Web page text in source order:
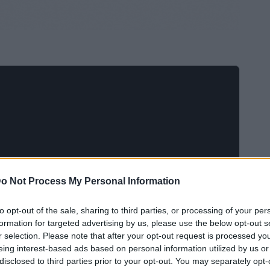
Not Process My Personal Information
opt-out of the sale, sharing to third parties, or processing of your
for targeted advertising by us, please use the below opt-out
selection. Please note that after your opt-out request is processed
interest-based ads based on personal information utilized by us
to third parties prior to your opt-out. You may separately
Development (KISED ), agence publique relevant
Sud, organise leK-Startup Pavilionlors de
20 juin 2026.